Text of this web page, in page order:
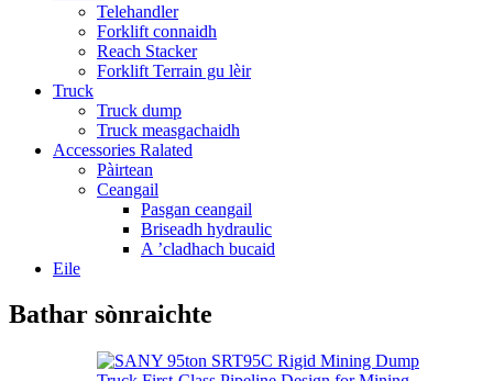
Telehandler
Forklift connaidh
Reach Stacker
Forklift Terrain gu lèir
Truck
Truck dump
Truck measgachaidh
Accessories Ralated
Pàirtean
Ceangail
Pasgan ceangail
Briseadh hydraulic
A ’cladhach bucaid
Eile
Bathar sònraichte